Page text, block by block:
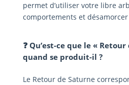
permet d’utiliser votre libre
comportements et
❓ Qu’est-ce que le «
quand se produit-il ?
Le Retour de Saturne